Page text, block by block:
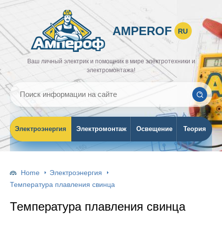
AMPEROF RU
Ваш личный электрик и помощник в мире электротехники и
электромонтажа!
Электроэнергия Электромонтаж Освещение Теория
Home
Электроэнергия
Температура плавления свинца
Температура плавления свинца